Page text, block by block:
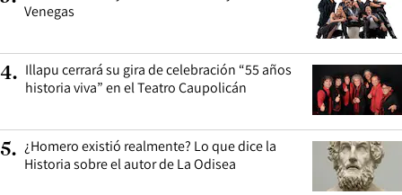
Venegas
4. Illapu cerrará su gira de celebración “55 años
historia viva” en el Teatro Caupolicán
5. ¿Homero existió realmente? Lo que dice la
Historia sobre el autor de La Odisea